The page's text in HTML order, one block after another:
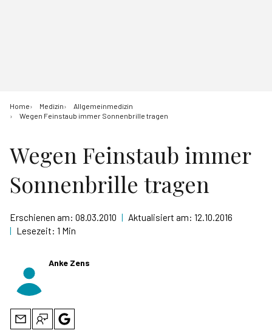
Home Medizin
Allgemeinmedizin
Wegen Feinstaub immer Sonnenbrille tragen
Wegen Feinstaub immer
Sonnenbrille tragen
Erschienen am: 08.03.2010 | Aktualisiert am: 12.10.2016
| Lesezeit: 1 Min
Anke Zens